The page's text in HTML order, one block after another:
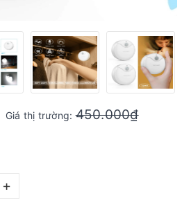
Giá thị trường:450.000₫
+